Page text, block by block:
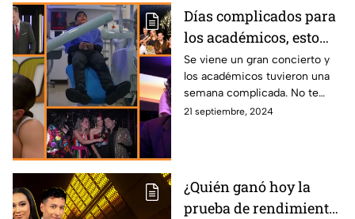
Días complicados para
los académicos, esto
fue lo mejor de la
semana en 'La
Academia: Camino a la
Fama'
Se viene un gran concierto y
los académicos tuvieron una
semana complicada. No te
pierdas todos los detalles de la
21 septiembre, 2024
¿Quién ganó hoy la
prueba de rendimiento